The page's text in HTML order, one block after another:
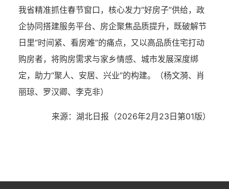
我省精准抓住春节窗口，核心发力“好房子”供给，政
企协同搭建服务平台、房企聚焦品质提升，既破解节
日里“时间紧、看房难”的痛点，又以高品质住宅打动
购房者，将购房需求与家乡情感、城市发展深度绑
定，助力“聚人、安居、兴业”的构建。（杨文漪、肖
丽琼、 罗汉卿、李克非）
来源：湖北日报 （2026年2月23日 第01版）